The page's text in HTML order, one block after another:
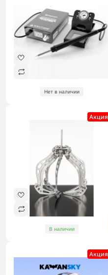
Нет в наличии
Акция
В наличии
Акция